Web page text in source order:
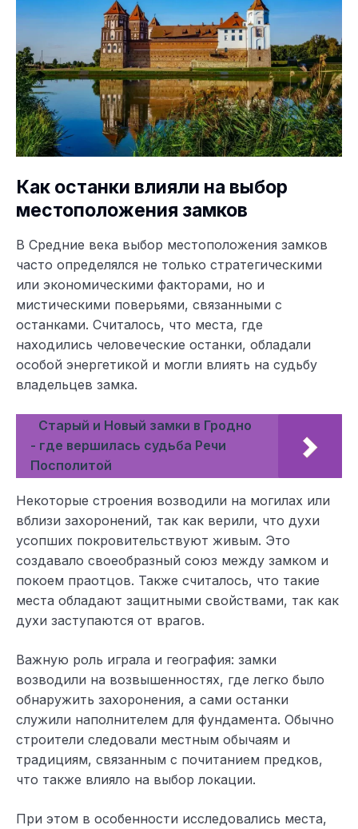
Как останки влияли на выбор
местоположения замков
В Средние века выбор местоположения замков
часто определялся не только стратегическими
или экономическими факторами, но и
мистическими поверьями, связанными с
останками. Считалось, что места, где
находились человеческие останки, обладали
особой энергетикой и могли влиять на судьбу
владельцев замка.
Старый и Новый замки в Гродно
- где вершилась судьба Речи
Посполитой
Некоторые строения возводили на могилах или
вблизи захоронений, так как верили, что духи
усопших покровительствуют живым. Это
создавало своеобразный союз между замком и
покоем праотцов. Также считалось, что такие
места обладают защитными свойствами, так как
духи заступаются от врагов.
Важную роль играла и география: замки
возводили на возвышенностях, где легко было
обнаружить захоронения, а сами останки
служили наполнителем для фундамента. Обычно
строители следовали местным обычаям и
традициям, связанным с почитанием предков,
что также влияло на выбор локации.
При этом в особенности исследовались места,